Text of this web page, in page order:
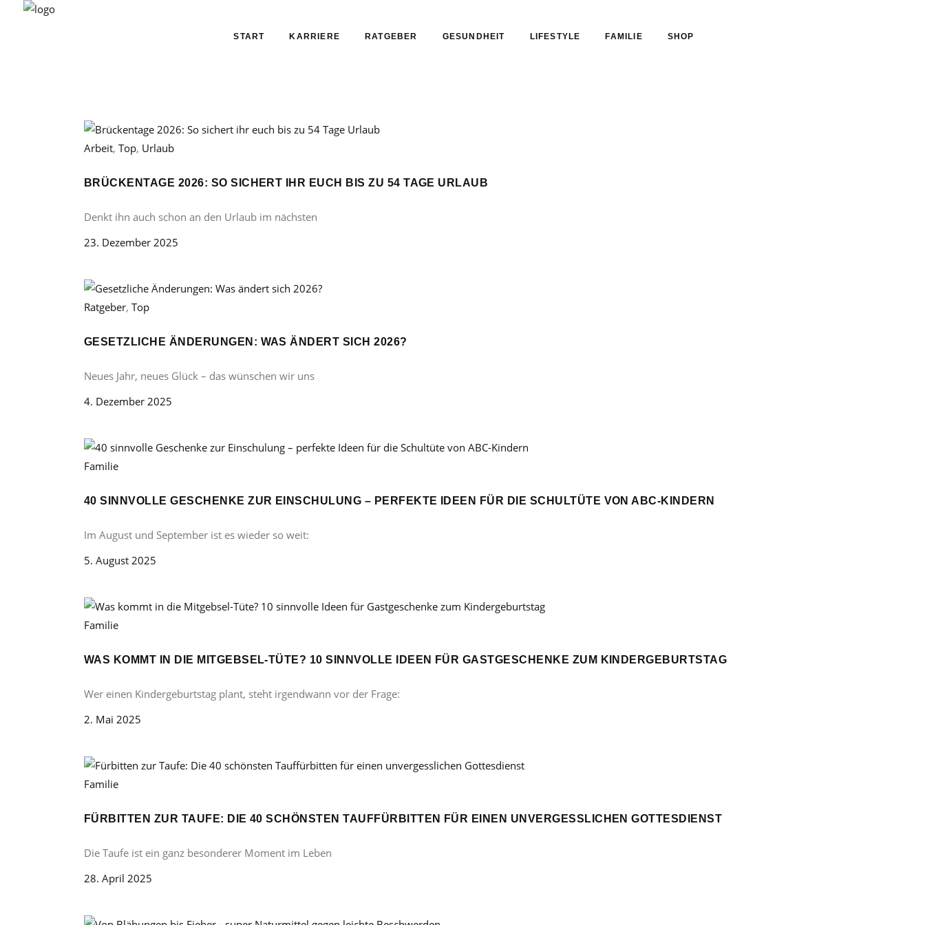
START KARRIERE RATGEBER GESUNDHEIT LIFESTYLE FAMILIE SHOP
Arbeit, Top, Urlaub
BRÜCKENTAGE 2026: SO SICHERT IHR EUCH BIS ZU 54 TAGE URLAUB
Denkt ihn auch schon an den Urlaub im nächsten
23. Dezember 2025
Ratgeber, Top
GESETZLICHE ÄNDERUNGEN: WAS ÄNDERT SICH 2026?
Neues Jahr, neues Glück – das wünschen wir uns
4. Dezember 2025
Familie
40 SINNVOLLE GESCHENKE ZUR EINSCHULUNG – PERFEKTE IDEEN FÜR DIE SCHULTÜTE VON ABC-KINDERN
Im August und September ist es wieder so weit:
5. August 2025
Familie
WAS KOMMT IN DIE MITGEBSEL-TÜTE? 10 SINNVOLLE IDEEN FÜR GASTGESCHENKE ZUM KINDERGEBURTSTAG
Wer einen Kindergeburtstag plant, steht irgendwann vor der Frage:
2. Mai 2025
Familie
FÜRBITTEN ZUR TAUFE: DIE 40 SCHÖNSTEN TAUFFÜRBITTEN FÜR EINEN UNVERGESSLICHEN GOTTESDIENST
Die Taufe ist ein ganz besonderer Moment im Leben
28. April 2025